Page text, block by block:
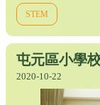
STEM
屯元區小學
2020-10-22